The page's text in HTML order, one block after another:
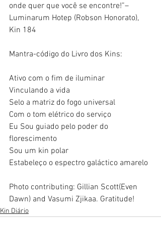
onde quer que você se encontre!”–
Luminarum Hotep (Robson Honorato),
Kin 184
Mantra-código do Livro dos Kins:
Ativo com o fim de iluminar
Vinculando a vida
Selo a matriz do fogo universal
Com o tom elétrico do serviço
Eu Sou guiado pelo poder do
florescimento
Sou um kin polar
Estabeleço o espectro galáctico amarelo
Photo contributing: Gillian Scott(Even
Dawn) and Vasumi Zjikaa. Gratitude!
Kin Diário